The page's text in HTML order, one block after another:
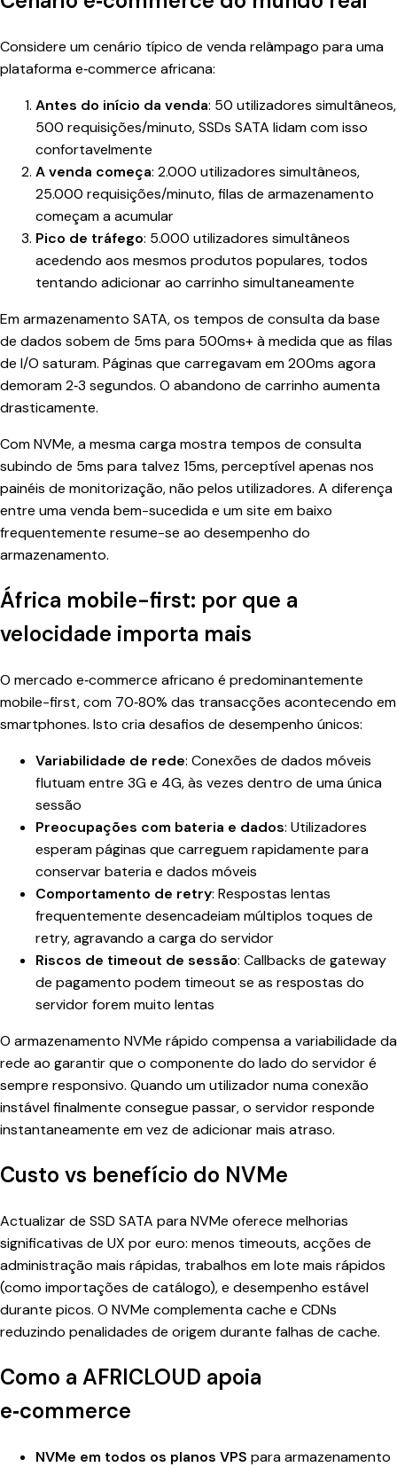
Considere um cenário típico de venda relâmpago para uma
plataforma e‑commerce africana:
Antes do início da venda: 50 utilizadores simultâneos,
500 requisições/minuto, SSDs SATA lidam com isso
confortavelmente
A venda começa: 2.000 utilizadores simultâneos,
25.000 requisições/minuto, filas de armazenamento
começam a acumular
Pico de tráfego: 5.000 utilizadores simultâneos
acedendo aos mesmos produtos populares, todos
tentando adicionar ao carrinho simultaneamente
Em armazenamento SATA, os tempos de consulta da base
de dados sobem de 5ms para 500ms+ à medida que as filas
de I/O saturam. Páginas que carregavam em 200ms agora
demoram 2‑3 segundos. O abandono de carrinho aumenta
drasticamente.
Com NVMe, a mesma carga mostra tempos de consulta
subindo de 5ms para talvez 15ms, perceptível apenas nos
painéis de monitorização, não pelos utilizadores. A diferença
entre uma venda bem-sucedida e um site em baixo
frequentemente resume-se ao desempenho do
armazenamento.
África mobile-first: por que a
velocidade importa mais
O mercado e‑commerce africano é predominantemente
mobile-first, com 70‑80% das transacções acontecendo em
smartphones. Isto cria desafios de desempenho únicos:
Variabilidade de rede: Conexões de dados móveis
flutuam entre 3G e 4G, às vezes dentro de uma única
sessão
Preocupações com bateria e dados: Utilizadores
esperam páginas que carreguem rapidamente para
conservar bateria e dados móveis
Comportamento de retry: Respostas lentas
frequentemente desencadeiam múltiplos toques de
retry, agravando a carga do servidor
Riscos de timeout de sessão: Callbacks de gateway
de pagamento podem timeout se as respostas do
servidor forem muito lentas
O armazenamento NVMe rápido compensa a variabilidade da
rede ao garantir que o componente do lado do servidor é
sempre responsivo. Quando um utilizador numa conexão
instável finalmente consegue passar, o servidor responde
instantaneamente em vez de adicionar mais atraso.
Custo vs benefício do NVMe
Actualizar de SSD SATA para NVMe oferece melhorias
significativas de UX por euro: menos timeouts, acções de
administração mais rápidas, trabalhos em lote mais rápidos
(como importações de catálogo), e desempenho estável
durante picos. O NVMe complementa cache e CDNs
reduzindo penalidades de origem durante falhas de cache.
Como a AFRICLOUD apoia
e‑commerce
NVMe em todos os planos VPS para armazenamento